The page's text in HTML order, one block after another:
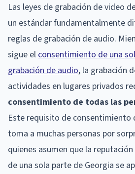
Las leyes de grabación de video
un estándar fundamentalmente
reglas de grabación de audio.
sigue el consentimiento de una
grabación de audio, la grabación
actividades en lugares privados
consentimiento de todas las
Este requisito de consentimiento
toma a muchas personas por
quienes asumen que la
de una sola parte de Georgia se